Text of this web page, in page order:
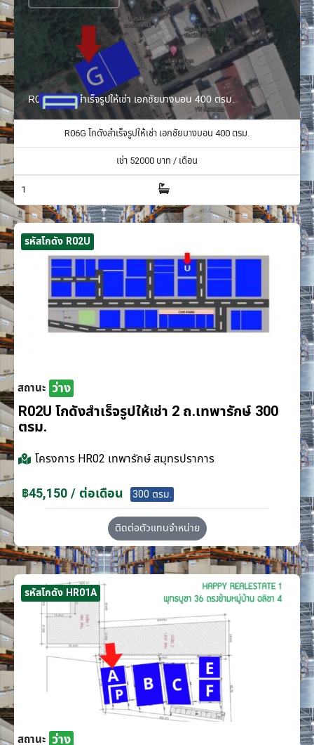
R06G โกดังสำเร็จรูปให้เช่า เอกชัยบางบอน 400 ตรม.
R06G โกดังสำเร็จรูปให้เช่า เอกชัยบางบอน 400 ตรม.
เช่า 52000 บาท / เดือน
1
รหัสโกดัง R02U
สถานะ ว่าง
R02U โกดังสำเร็จรูปให้เช่า 2 ถ.เทพารักษ์ 300
ตรม.
โครงการ HR02 เทพารักษ์ สมุทรปราการ
฿45,150 / ต่อเดือน 300 ตรม.
ติดต่อตัวแทนจำหน่าย
รหัสโกดัง HR01A
สถานะ ว่าง